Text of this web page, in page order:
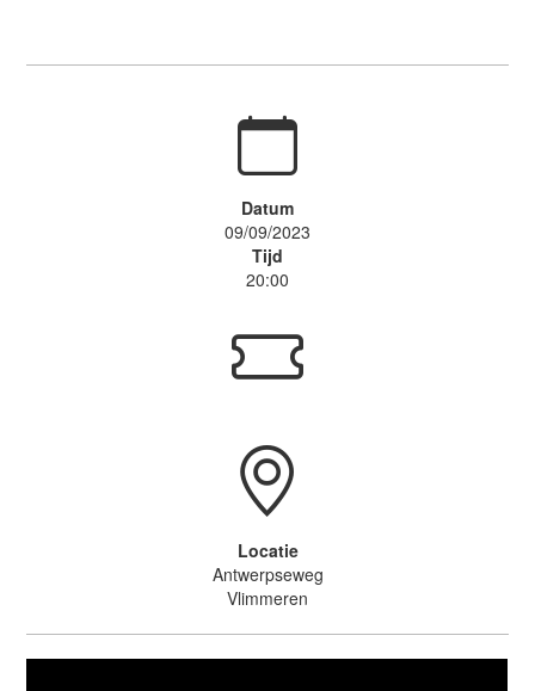
Datum
09/09/2023
Tijd
20:00
Locatie
Antwerpseweg
Vlimmeren